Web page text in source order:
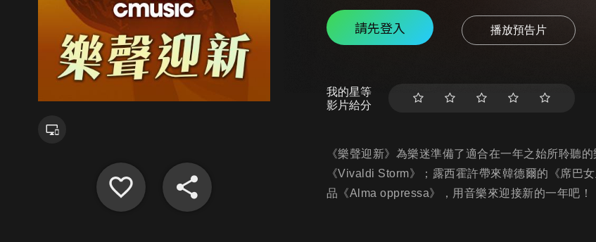
請先登入 播放預告片
我的星等
影片給分
《樂聲迎新》為樂迷準備了適合在一年之始所聆聽
《Vivaldi Storm》；露西霍許帶來韓德爾的《席巴
品《Alma oppressa》，用音樂來迎接新的一年吧！